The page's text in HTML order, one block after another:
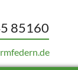
85160